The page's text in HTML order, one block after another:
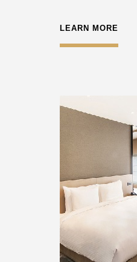
LEARN MORE